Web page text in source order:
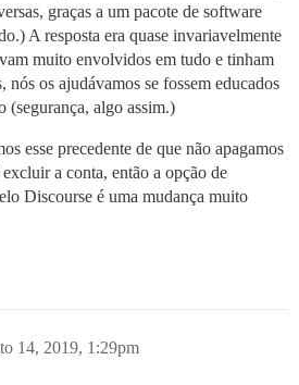
graças a um pacote de software
A resposta era quase invariavelmente
muito envolvidos em tudo e tinham
nós os ajudávamos se fossem educados
(segurança, algo assim.)
esse precedente de que não apagamos
a conta, então a opção de
Discourse é uma mudança muito
14, 2019, 1:29pm